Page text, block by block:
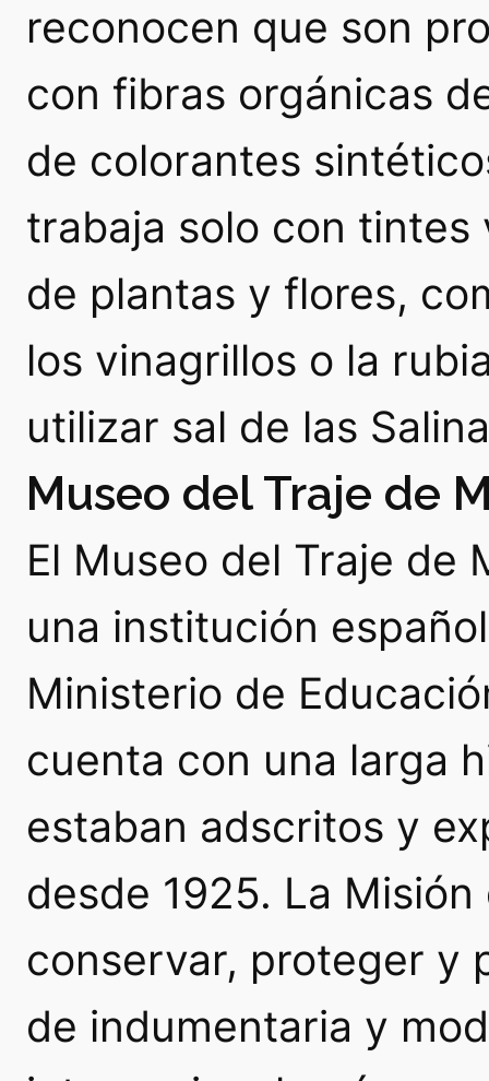
reconocen que son
con fibras orgánicas
de colorantes
trabaja solo con
de plantas y flores,
los vinagrillos o la
utilizar sal de las
Museo del Traje de
El Museo del Traje de
una institución
Ministerio de
cuenta con una larga
estaban adscritos y
desde 1925. La
conservar, proteger y
de indumentaria y